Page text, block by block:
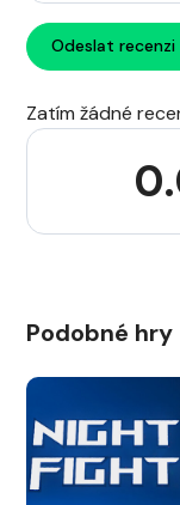
Odeslat recenzi
Zatím žádné
Podobné hry